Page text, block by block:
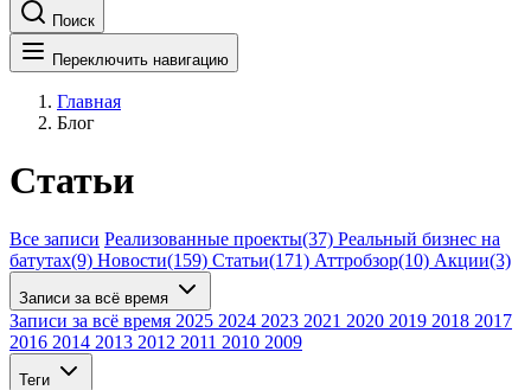
Поиск
Переключить навигацию
Главная
Блог
Статьи
Все записи Реализованные проекты(37) Реальный бизнес на
батутах(9) Новости(159) Статьи(171) Аттробзор(10) Акции(3)
Записи за всё время
Записи за всё время 2025 2024 2023 2021 2020 2019 2018 2017
2016 2014 2013 2012 2011 2010 2009
Теги